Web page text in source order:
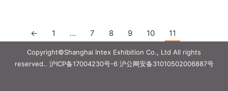
← 1 … 7 8 9 10 11
Copyright©Shanghai Intex Exhibition Co., Ltd All rights
reserved.. 沪ICP备17004230号-6沪公网安备31010502006887号